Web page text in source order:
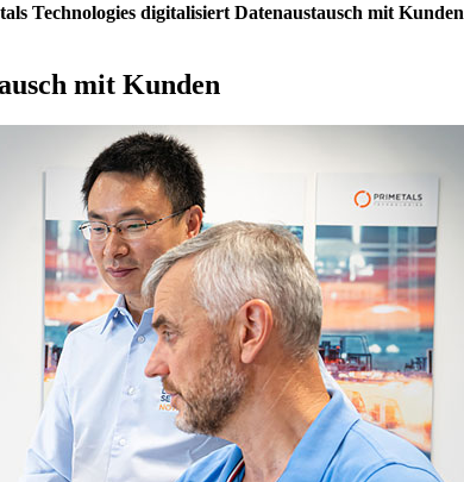
Technologies digitalisiert Datenaustausch mit Kunden
mit Kunden